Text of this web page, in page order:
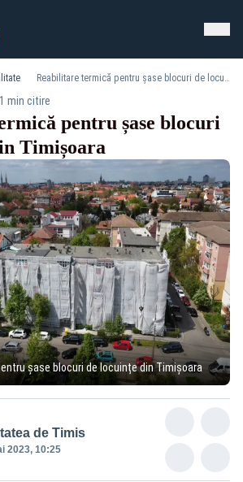
Reabilitare termică pentru șase blocuri de locuințe din Timișoara
1 min citire
pentru șase blocuri
Timișoara
șase blocuri de locuințe din Timișoara
de Timis
2023, 10:25